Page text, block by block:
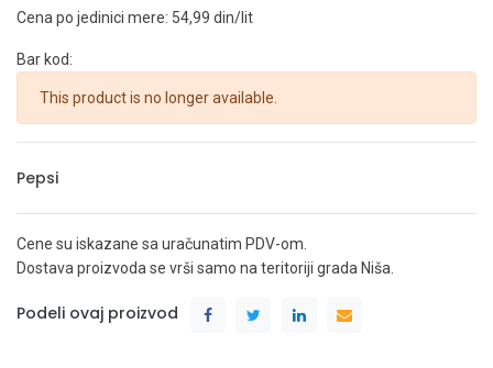
Cena po jedinici mere: 54,99 din/lit
Bar kod:
This product is no longer available.
Pepsi
Cene su iskazane sa uračunatim PDV-om.
Dostava proizvoda se vrši samo na teritoriji grada Niša.
Podeli ovaj proizvod